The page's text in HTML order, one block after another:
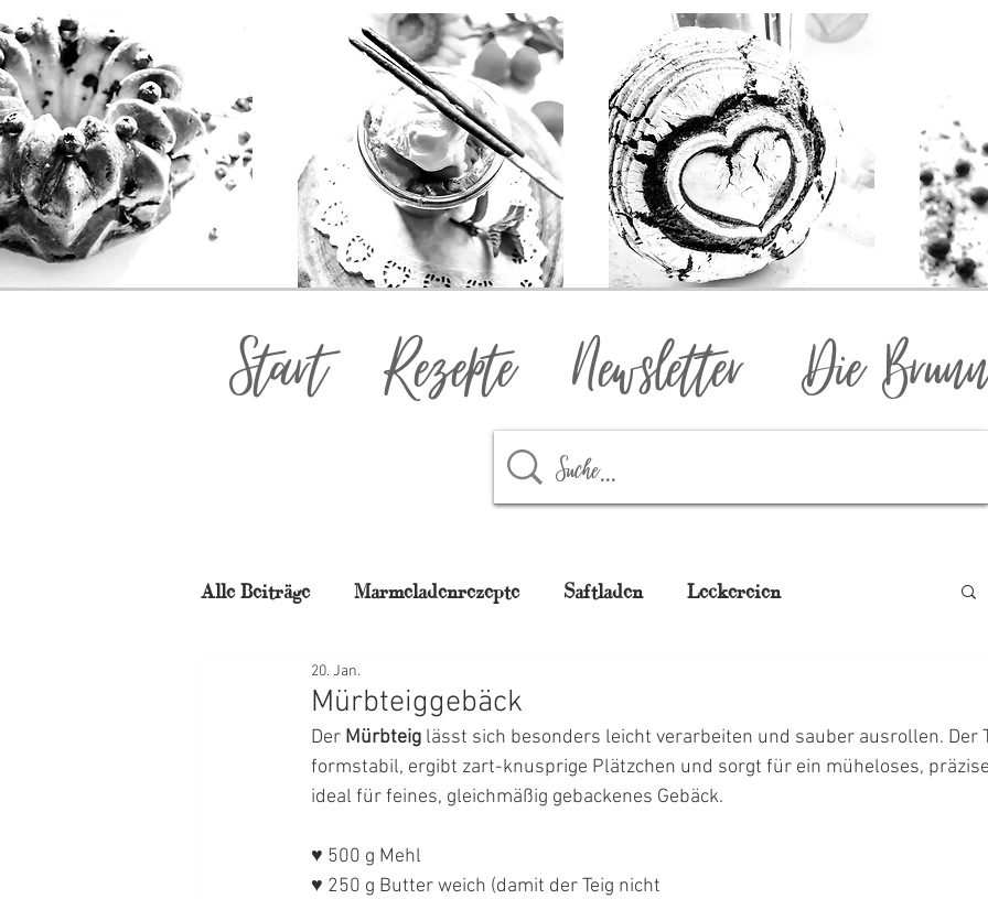
Start Rezepte Newsletter Die
Alle Beiträge Marmeladenrezepte Saftladen Leckereien
für Naschkatzen
Frühstück Torten Naturmedizin Pikant, Jausn'
Weihnachtszauber
Mürbteiggebäck
20. Jan.
Der Mürbteig lässt sich besonders leicht verarbeiten und sauber ausrollen. Der
formstabil, ergibt zart-knusprige Plätzchen und sorgt für ein müheloses,
ideal für feines, gleichmäßig gebackenes Gebäck.
♥ 500 g Mehl
♥ 250 g Butter weich (damit der Teig nicht